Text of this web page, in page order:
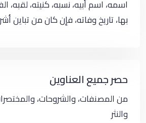
اسمه، اسم أبيه، نسبه، كنيته، لقبه،
بها، تاريخ وفاته، فإن كان من تباين
حصر جميع العناوين
من المصنفات، والشروحات،
والنثر